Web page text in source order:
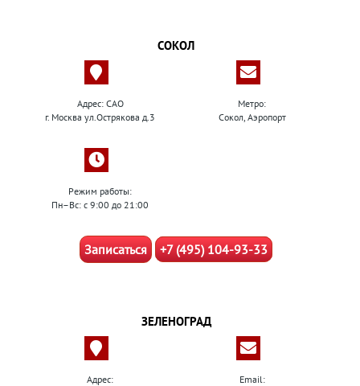
СОКОЛ
Адрес: САО
г. Москва ул.Острякова д.3
Метро:
Сокол, Аэропорт
Режим работы:
Пн–Вс: с 9:00 до 21:00
Записаться +7 (495) 104-93-33
ЗЕЛЕНОГРАД
Адрес:
Email: